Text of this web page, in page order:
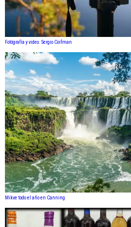
Fotógrafía y video. Sergio Coifman
Mikve todo el año en Canning